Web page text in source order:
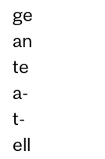
ge
an
te
a-
t-
ell